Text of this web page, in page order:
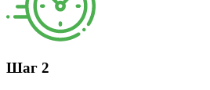
Шаг 2